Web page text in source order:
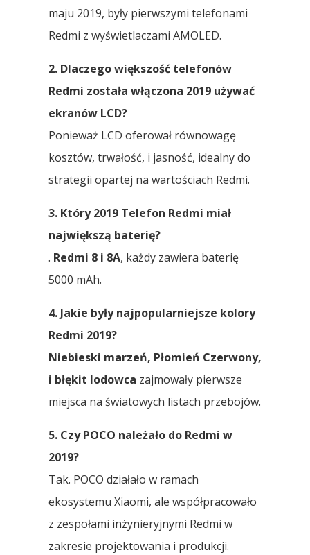
maju 2019, były pierwszymi telefonami
Redmi z wyświetlaczami AMOLED.
2. Dlaczego większość telefonów
Redmi została włączona 2019 używać
ekranów LCD?
Ponieważ LCD oferował równowagę
kosztów, trwałość, i jasność, idealny do
strategii opartej na wartościach Redmi.
3. Który 2019 Telefon Redmi miał
największą baterię?
. Redmi 8 i 8A, każdy zawiera baterię
5000 mAh.
4. Jakie były najpopularniejsze kolory
Redmi 2019?
Niebieski marzeń, Płomień Czerwony,
i błękit lodowca zajmowały pierwsze
miejsca na światowych listach przebojów.
5. Czy POCO należało do Redmi w
2019?
Tak. POCO działało w ramach
ekosystemu Xiaomi, ale współpracowało
z zespołami inżynieryjnymi Redmi w
zakresie projektowania i produkcji.